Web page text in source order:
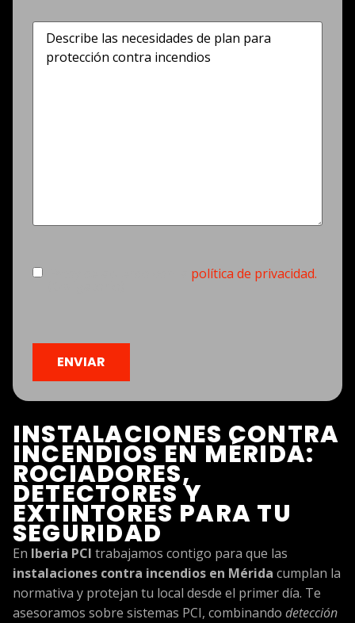
INSTALACIONES CONTRA
INCENDIOS EN MÉRIDA:
ROCIADORES,
DETECTORES Y
EXTINTORES PARA TU
SEGURIDAD
En Iberia PCI trabajamos contigo para que las
instalaciones contra incendios en Mérida cumplan la
normativa y protejan tu local desde el primer día. Te
asesoramos sobre sistemas PCI, combinando detección
Describe
las
necesidades
Consentimiento (Obligatorio)política de privacidad.